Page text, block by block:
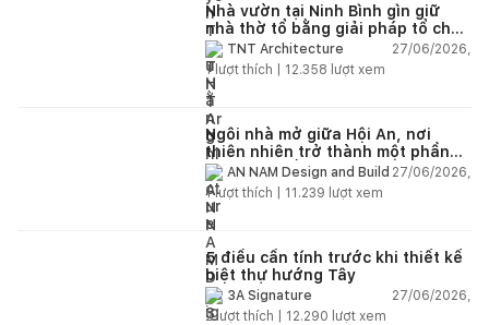
Nhà vườn tại Ninh Bình gìn giữ
nhà thờ tổ bằng giải pháp tổ chức
lại không gian
TNT Architecture
27/06/2026,
1lượt thích | 12.358 lượt xem
Ngôi nhà mở giữa Hội An, nơi
thiên nhiên trở thành một phần
của cuộc sống
AN NAM Design and Build 27/06/2026,
1lượt thích | 11.239 lượt xem
5 điều cần tính trước khi thiết kế
biệt thự hướng Tây
3A Signature
27/06/2026,
2lượt thích | 12.290 lượt xem